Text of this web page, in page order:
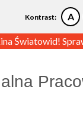
Kontrast:
Światowid!